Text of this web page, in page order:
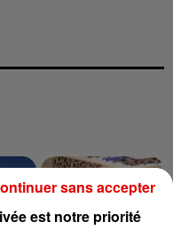
14h10
14h10
est notre priorité
sans accepter